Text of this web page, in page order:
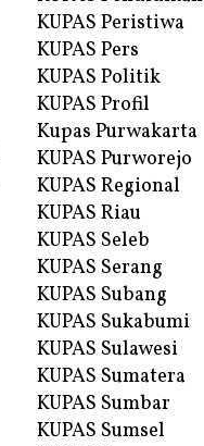
KUPAS Peristiwa
KUPAS Pers
KUPAS Politik
KUPAS Profil
Kupas Purwakarta
KUPAS Purworejo
KUPAS Regional
KUPAS Riau
KUPAS Seleb
KUPAS Serang
KUPAS Subang
KUPAS Sukabumi
KUPAS Sulawesi
KUPAS Sumatera
KUPAS Sumbar
KUPAS Sumsel